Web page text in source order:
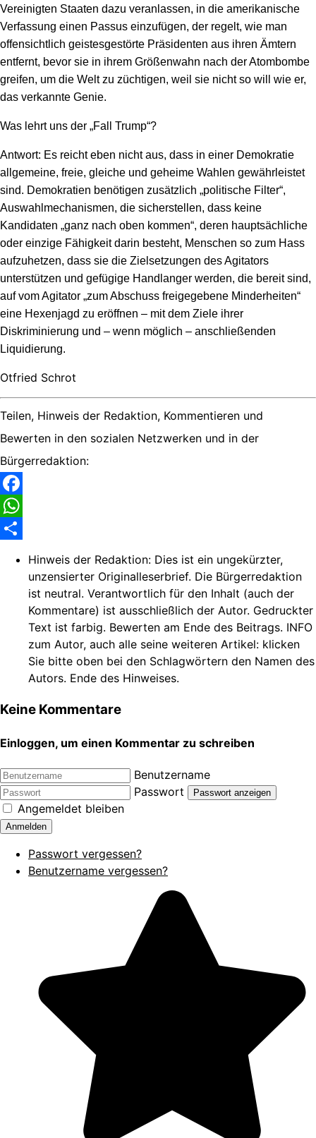
Vereinigten Staaten dazu veranlassen, in die amerikanische
Verfassung einen Passus einzufügen, der regelt, wie man
offensichtlich geistesgestörte Präsidenten aus ihren Ämtern
entfernt, bevor sie in ihrem Größenwahn nach der Atombombe
greifen, um die Welt zu züchtigen, weil sie nicht so will wie er,
das verkannte Genie.
Was lehrt uns der „Fall Trump“?
Antwort: Es reicht eben nicht aus, dass in einer Demokratie
allgemeine, freie, gleiche und geheime Wahlen gewährleistet
sind. Demokratien benötigen zusätzlich „politische Filter“,
Auswahlmechanismen, die sicherstellen, dass keine
Kandidaten „ganz nach oben kommen“, deren hauptsächliche
oder einzige Fähigkeit darin besteht, Menschen so zum Hass
aufzuhetzen, dass sie die Zielsetzungen des Agitators
unterstützen und gefügige Handlanger werden, die bereit sind,
auf vom Agitator „zum Abschuss freigegebene Minderheiten“
eine Hexenjagd zu eröffnen – mit dem Ziele ihrer
Diskriminierung und – wenn möglich – anschließenden
Liquidierung.
Otfried Schrot
Teilen, Hinweis der Redaktion, Kommentieren und
Bewerten in den sozialen Netzwerken und in der
Bürgerredaktion:
Facebook
WhatsApp
Hinweis der Redaktion: Dies ist ein ungekürzter,
unzensierter Originalleserbrief. Die Bürgerredaktion
ist neutral. Verantwortlich für den Inhalt (auch der
Kommentare) ist ausschließlich der Autor. Gedruckter
Text ist farbig. Bewerten am Ende des Beitrags. INFO
zum Autor, auch alle seine weiteren Artikel: klicken
Sie bitte oben bei den Schlagwörtern den Namen des
Autors. Ende des Hinweises.
Keine Kommentare
Einloggen, um einen Kommentar zu schreiben
Benutzername
Passwort
Passwort anzeigen
Angemeldet bleiben
Anmelden
Passwort vergessen?
Benutzername vergessen?